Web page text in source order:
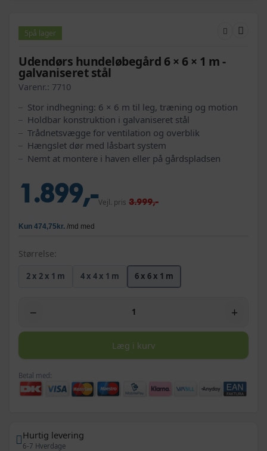
5på lager
Udendørs hundeløbegård 6 × 6 × 1 m -
galvaniseret stål
Varenr.: 7710
Stor indhegning: 6 × 6 m til leg, træning og motion
Holdbar konstruktion i galvaniseret stål
Trådnetsvægge for ventilation og overblik
Hængslet dør med låsbart system
Nemt at montere i haven eller på gårdspladsen
1.899,-Vejl. pris 3.999,-
Størrelse:
2 x 2 x 1 m 4 x 4 x 1 m 6 x 6 x 1 m
− +
Læg i kurv
Betal med:
Hurtig levering
6-7 Hverdage